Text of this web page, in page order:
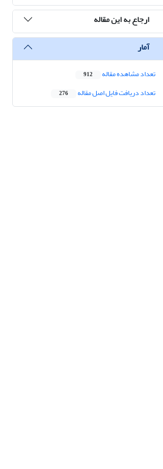
ارجاع به این مقاله
آمار
تعداد مشاهده مقاله 912
تعداد دریافت فایل اصل مقاله 276